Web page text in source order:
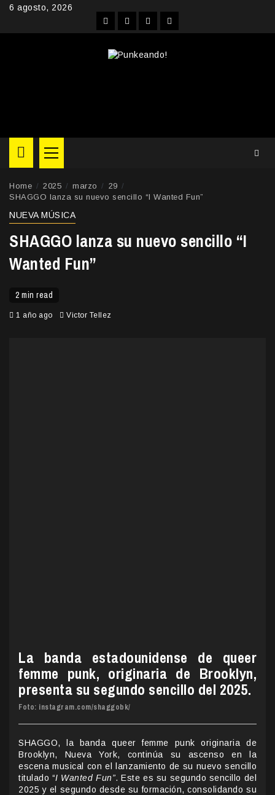
Skip6 agosto, 2026
FacebookInstagram
YouTubeTwitter
Primary
Menu
Home 2025 marzo
29
SHAGGO lanza su nuevo sencillo “I Wanted Fun”
NUEVA MÚSICA
SHAGGO lanza su nuevo sencillo “I
Wanted Fun”
2 min read
1 año ago Victor Tellez
La banda estadounidense de queer
femme punk, originaria de Brooklyn,
presenta su segundo sencillo del 2025.
Foto: instagram.com/shaggobk/
SHAGGO, la banda queer femme punk originaria de
Brooklyn, Nueva York, continúa su ascenso en la
escena musical con el lanzamiento de su nuevo sencillo
titulado “I Wanted Fun”. Este es su segundo sencillo del
2025 y el segundo desde su formación, consolidando su